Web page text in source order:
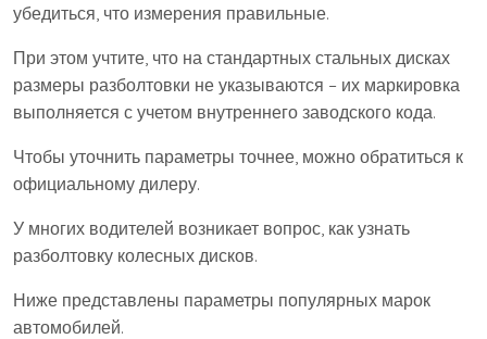
убедиться, что измерения правильные.
При этом учтите, что на стандартных стальных дисках
размеры разболтовки не указываются – их маркировка
выполняется с учетом внутреннего заводского кода.
Чтобы уточнить параметры точнее, можно обратиться к
официальному дилеру.
У многих водителей возникает вопрос, как узнать
разболтовку колесных дисков.
Ниже представлены параметры популярных марок
автомобилей.